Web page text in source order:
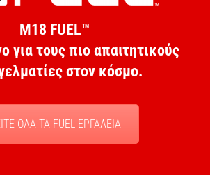
M18 FUEL™
για τους πιο απαιτητικούς
στον κόσμο.
ΟΛΑ TA FUEL ΕΡΓΑΛΕΙΑ